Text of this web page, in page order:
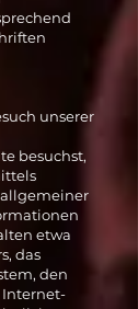
unserer
besuchst,
etwa
das
den